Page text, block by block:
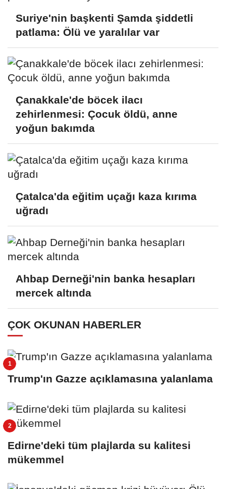
Suriye'nin başkenti Şamda şiddetli
patlama: Ölü ve yaralılar var
Çanakkale'de böcek ilacı
zehirlenmesi: Çocuk öldü, anne
yoğun bakımda
Çatalca'da eğitim uçağı kaza kırıma
uğradı
Ahbap Derneği'nin banka hesapları
mercek altında
ÇOK OKUNAN HABERLER
Trump'ın Gazze açıklamasına yalanlama
Edirne'deki tüm plajlarda su kalitesi
mükemmel